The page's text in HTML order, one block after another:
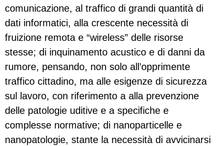
comunicazione, al traffico di grandi quantità di
dati informatici, alla crescente necessità di
fruizione remota e “wireless” delle risorse
stesse; di inquinamento acustico e di danni da
rumore, pensando, non solo all’opprimente
traffico cittadino, ma alle esigenze di sicurezza
sul lavoro, con riferimento a alla prevenzione
delle patologie uditive e a specifiche e
complesse normative; di nanoparticelle e
nanopatologie, stante la necessità di avvicinarsi